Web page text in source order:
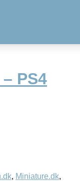
PS4
, Miniature.dk,